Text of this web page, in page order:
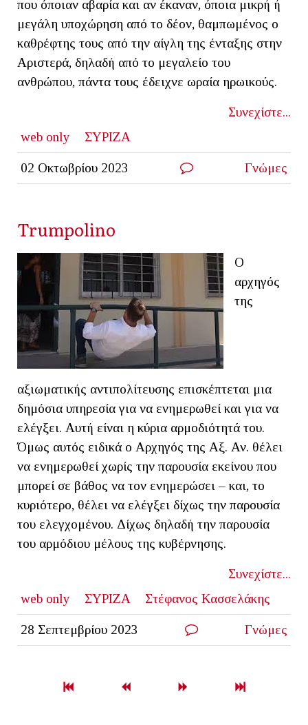
που όποιαν αβαρία και αν έκαναν, όποια μικρή ή
μεγάλη υποχώρηση από το δέον, θαμπωμένος ο
καθρέφτης τους από την αίγλη της ένταξης στην
Αριστερά, δηλαδή από το μεγαλείο του
ανθρώπου, πάντα τους έδειχνε ωραία ηρωικούς.
Συνεχίστε...
web only
ΣΥΡΙΖΑ
02 Οκτωβρίου 2023 Γνώμες
Trumpolino
Ο
αρχηγός
της
αξιωματικής αντιπολίτευσης επισκέπτεται μια
δημόσια υπηρεσία για να ενημερωθεί και για να
ελέγξει. Αυτή είναι η κύρια αρμοδιότητά του.
Όμως αυτός ειδικά ο Αρχηγός της Αξ. Αν. θέλει
να ενημερωθεί χωρίς την παρουσία εκείνου που
μπορεί σε βάθος να τον ενημερώσει – και, το
κυριότερο, θέλει να ελέγξει δίχως την παρουσία
του ελεγχομένου. Δίχως δηλαδή την παρουσία
του αρμόδιου μέλους της κυβέρνησης.
Συνεχίστε...
web only
ΣΥΡΙΖΑ Στέφανος Κασσελάκης
28 Σεπτεμβρίου 2023 Γνώμες